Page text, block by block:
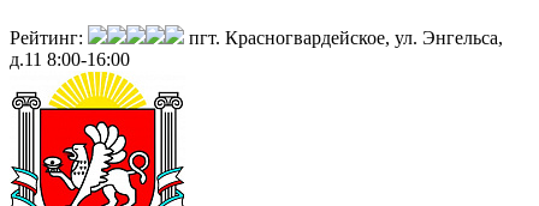
Рейтинг:
пгт. Красногвардейское, ул. Энгельса,
д.11 8:00-16:00